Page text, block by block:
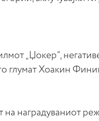
„Џокер“,
глумат Хоакин
на наградуваниот